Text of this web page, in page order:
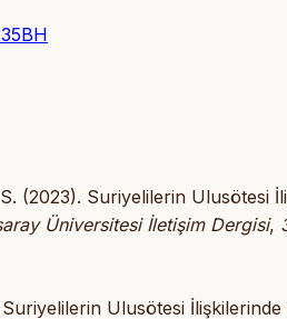
(2023). Suriyelilerin Ulusötesi
Üniversitesi İletişim Dergisi,
Ulusötesi